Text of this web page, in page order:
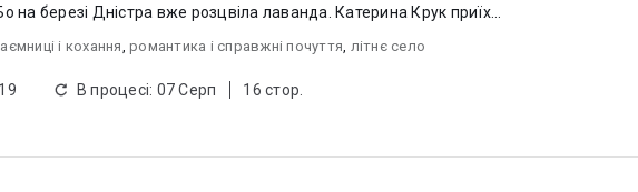
обманеш. Бо на березі Дністра вже розцвіла лаванда. Катерина Крук приїх...
і кохання, романтика і справжні почуття, літнє село
19 В процесі: 07 Серп 16 стор.